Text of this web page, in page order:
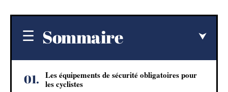
Sommaire
Les équipements de sécurité obligatoires pour
les cyclistes